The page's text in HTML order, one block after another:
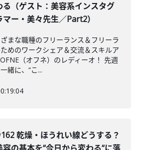
る（ゲスト：美容系インスタグ
マー・美々先生／Part2）
まな職種のフリーランス＆フリーラ
めのワークシェア＆交流＆スキルア
（オフネ）のレディーオ！ 先週
緒に、“こ...
乾燥・ほうれい線どうする？